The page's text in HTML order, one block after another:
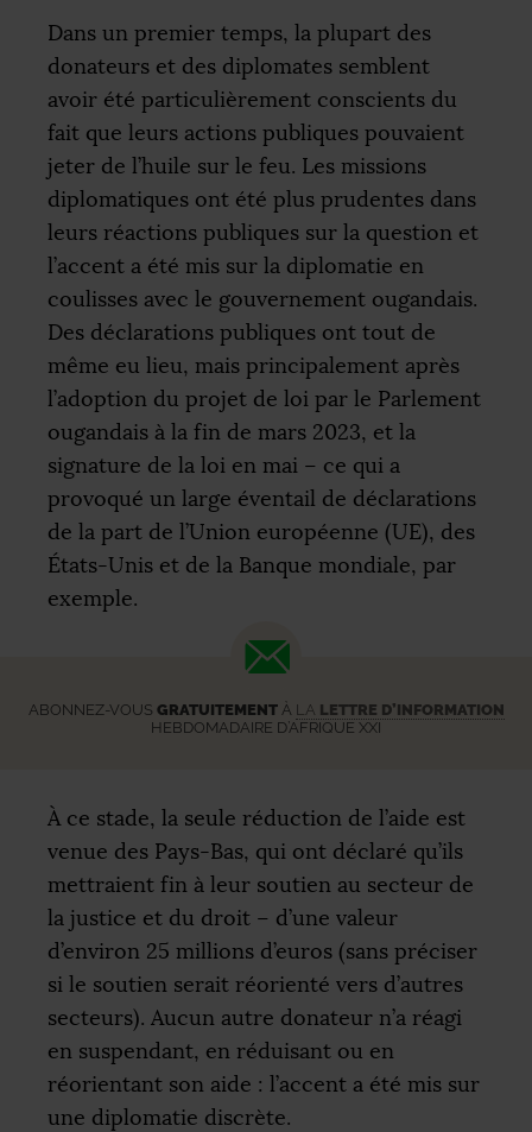
Dans un premier temps, la plupart des
donateurs et des diplomates semblent
avoir été particulièrement conscients du
fait que leurs actions publiques pouvaient
jeter de l’huile sur le feu. Les missions
diplomatiques ont été plus prudentes dans
leurs réactions publiques sur la question et
l’accent a été mis sur la diplomatie en
coulisses avec le gouvernement ougandais.
Des déclarations publiques ont tout de
même eu lieu, mais principalement après
l’adoption du projet de loi par le Parlement
ougandais à la fin de mars 2023, et la
signature de la loi en mai – ce qui a
provoqué un large éventail de déclarations
de la part de l’Union européenne (UE), des
États-Unis et de la Banque mondiale, par
exemple.
ABONNEZ-VOUS GRATUITEMENTÀ LA LETTRE D’INFORMATION
HEBDOMADAIRE D’AFRIQUE XXI
À ce stade, la seule réduction de l’aide est
venue des Pays-Bas, qui ont déclaré qu’ils
mettraient fin à leur soutien au secteur de
la justice et du droit – d’une valeur
d’environ 25 millions d’euros (sans préciser
si le soutien serait réorienté vers d’autres
secteurs). Aucun autre donateur n’a réagi
en suspendant, en réduisant ou en
réorientant son aide : l’accent a été mis sur
une diplomatie discrète.